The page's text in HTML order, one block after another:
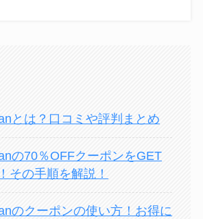
とは？口コミや評判まとめ
の70％OFFクーポンをGET
その手順を解説！
のクーポンの使い方！お得に